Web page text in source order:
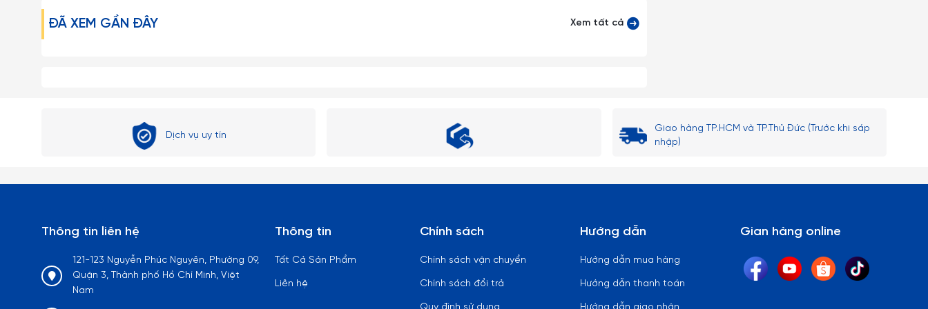
1. Đây là sản phẩm có thể bị vỡ nếu tác động với lực cực mạnh như ném, vứt, rớt từ trên cao xuống, vì vậy xin quý khách vui lòng
ĐÃ XEM GẦN ĐÂY Xem tất cả
Dịch vụ uy tín
Giao hàng TP.HCM và TP.Thủ Đức (Trước khi sáp
nhập)
Thông tin liên hệ
121-123 Nguyễn Phúc Nguyên, Phường 09,
Quận 3, Thành phố Hồ Chí Minh, Việt
Nam
Thông tin
Tất Cả Sản Phẩm
Liên hệ
Chính sách
Chính sách vận chuyển
Chính sách đổi trả
Hướng dẫn
Hướng dẫn mua hàng
Hướng dẫn thanh toán
Gian hàng online